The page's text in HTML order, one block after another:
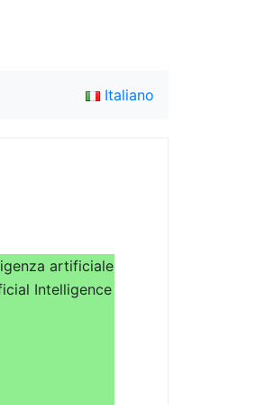
Italiano
artificiale
Intelligence